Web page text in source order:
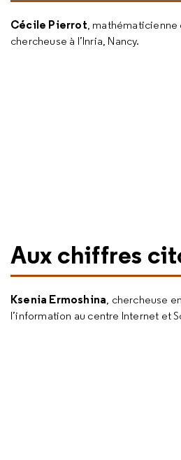
Cécile Pierrot,
chercheuse à l’Inria, Nancy.
Aux chiffres
Ksenia Ermoshina, chercheuse
l’information au centre Internet et